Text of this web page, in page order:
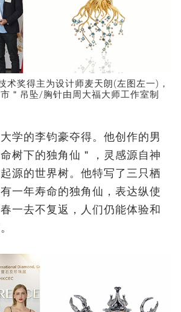
术奖得主为设计师麦天朗(左图左一)，
＂吊坠/胸针由周大福大师工作室制
学的李钧豪夺得。他创作的男
树下的独角仙＂，灵感源自神
源的世界树。他特写了三只栖
一年寿命的独角仙，表达纵使
一去不复返，人们仍能体验和